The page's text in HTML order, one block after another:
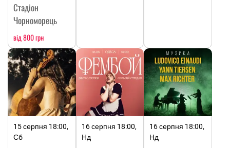
Стадіон
Чорноморець
від 800 грн
15 серпня 18:00,
Сб
16 серпня 18:00,
Нд
16 серпня 18:00,
Нд